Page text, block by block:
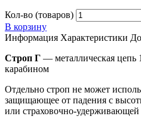
Кол-во (товаров)
В корзину
Информация Характеристики
Строп Г — металлическая
карабином
Отдельно строп не может
защищающее от падения с
или страховочно-удерживающей